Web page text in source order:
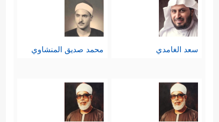
سعد الغامدي محمد صديق المنشاوي